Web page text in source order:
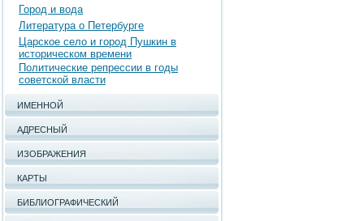
Город и вода
Литература о Петербурге
Царское село и город Пушкин в
историческом времени
Политические репрессии в годы
советской власти
ИМЕННОЙ
АДРЕСНЫЙ
ИЗОБРАЖЕНИЯ
КАРТЫ
БИБЛИОГРАФИЧЕСКИЙ